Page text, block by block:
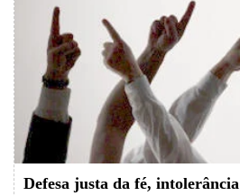
Defesa justa da fé, intolerância